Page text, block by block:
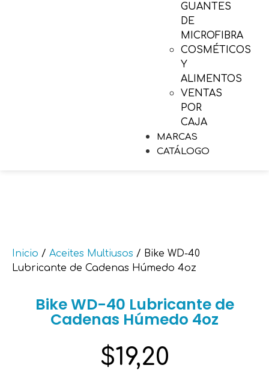
GUANTES
DE
MICROFIBRA
COSMÉTICOS
Y
ALIMENTOS
VENTAS
POR
CAJA
MARCAS
CATÁLOGO
Inicio / Aceites Multiusos / Bike WD-40
Lubricante de Cadenas Húmedo 4oz
Bike WD-40 Lubricante de
Cadenas Húmedo 4oz
$19,20